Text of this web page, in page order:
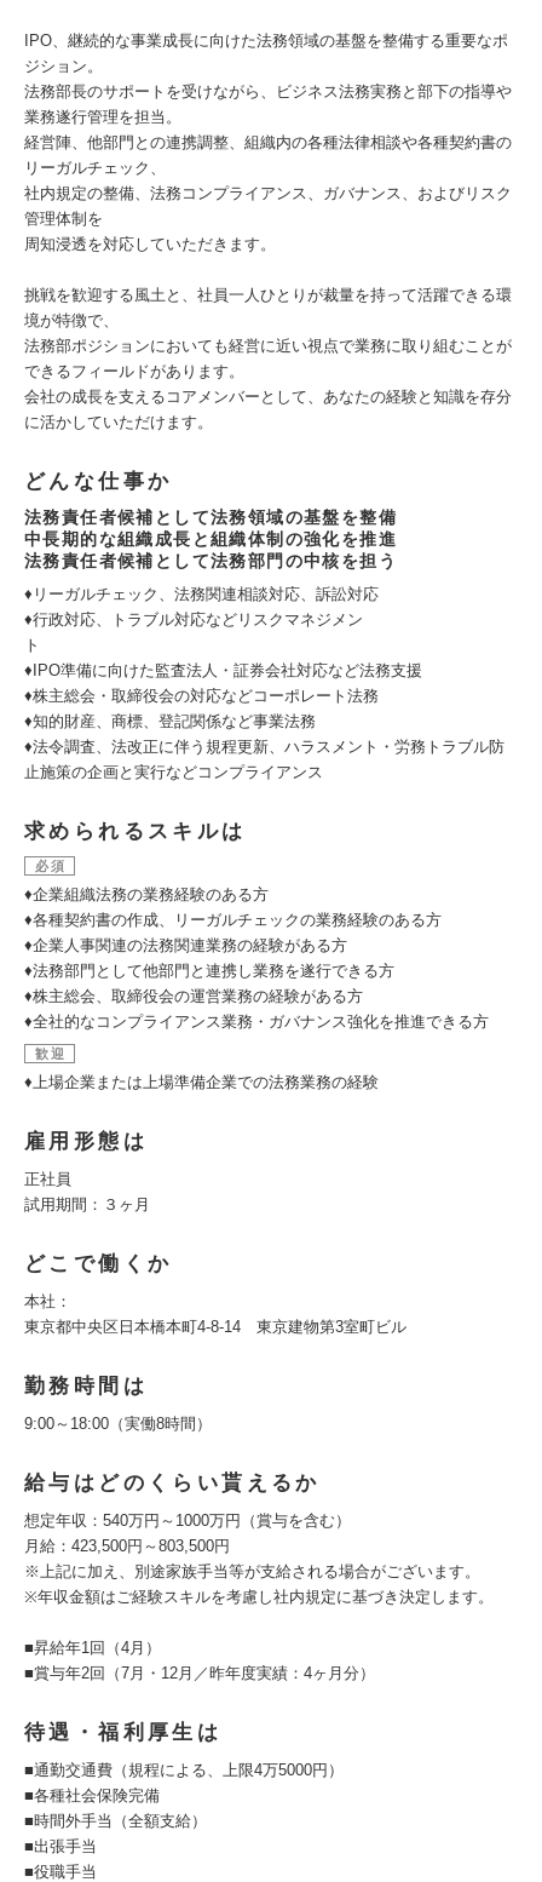
IPO、継続的な事業成長に向けた法務領域の基盤を整備する重要なポ
ジション。
法務部長のサポートを受けながら、ビジネス法務実務と部下の指導や
業務遂行管理を担当。
経営陣、他部門との連携調整、組織内の各種法律相談や各種契約書の
リーガルチェック、
社内規定の整備、法務コンプライアンス、ガバナンス、およびリスク
管理体制を
周知浸透を対応していただきます。
挑戦を歓迎する風土と、社員一人ひとりが裁量を持って活躍できる環
境が特徴で、
法務部ポジションにおいても経営に近い視点で業務に取り組むことが
できるフィールドがあります。
会社の成長を支えるコアメンバーとして、あなたの経験と知識を存分
に活かしていただけます。
どんな仕事か
法務責任者候補として法務領域の基盤を整備
中長期的な組織成長と組織体制の強化を推進
法務責任者候補として法務部門の中核を担う
♦リーガルチェック、法務関連相談対応、訴訟対応
♦行政対応、トラブル対応などリスクマネジメン
ト
♦IPO準備に向けた監査法人・証券会社対応など法務支援
♦株主総会・取締役会の対応などコーポレート法務
♦知的財産、商標、登記関係など事業法務
♦法令調査、法改正に伴う規程更新、ハラスメント・労務トラブル防
止施策の企画と実行などコンプライアンス
求められるスキルは
必須
♦企業組織法務の業務経験のある方
♦各種契約書の作成、リーガルチェックの業務経験のある方
♦企業人事関連の法務関連業務の経験がある方
♦法務部門として他部門と連携し業務を遂行できる方
♦株主総会、取締役会の運営業務の経験がある方
♦全社的なコンプライアンス業務・ガバナンス強化を推進できる方
歓迎
♦上場企業または上場準備企業での法務業務の経験
雇用形態は
正社員
試用期間：３ヶ月
どこで働くか
本社：
東京都中央区日本橋本町4-8-14 東京建物第3室町ビル
勤務時間は
9:00～18:00（実働8時間）
給与はどのくらい貰えるか
想定年収：540万円～1000万円（賞与を含む）
月給：423,500円～803,500円
※上記に加え、別途家族手当等が支給される場合がございます。
※年収金額はご経験スキルを考慮し社内規定に基づき決定します。
■昇給年1回（4月）
■賞与年2回（7月・12月／昨年度実績：4ヶ月分）
待遇・福利厚生は
■通勤交通費（規程による、上限4万5000円）
■各種社会保険完備
■時間外手当（全額支給）
■出張手当
■役職手当